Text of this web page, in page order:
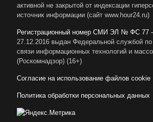
активной не закрытой от индексации
источник информации (сайт www.hour24.ru)
Регистрационный номер СМИ ЭЛ № ФС 77
27.12.2016 выдан Федеральной службой
связи информационных технологий и
(Роскомнадзор) (16+)
Согласие на использование файлов cookie
Политика обработки персональных данных